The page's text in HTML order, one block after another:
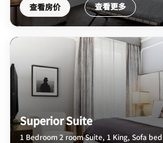
查看房价 查看更多
Superior Suite
1 Bedroom 2 room Suite, 1 King, Sofa bed